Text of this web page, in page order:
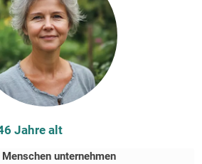
Jahre alt
Menschen unternehmen